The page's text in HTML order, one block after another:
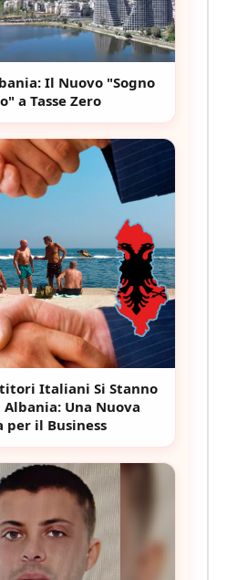
Il Nuovo "Sogno
a Tasse Zero
Italiani Si Stanno
Una Nuova
per il Business